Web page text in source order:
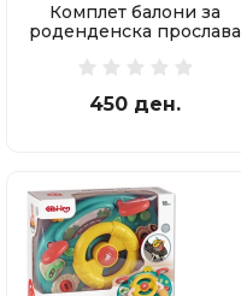
Комплет балони за
роденденска прослава
450 ден.